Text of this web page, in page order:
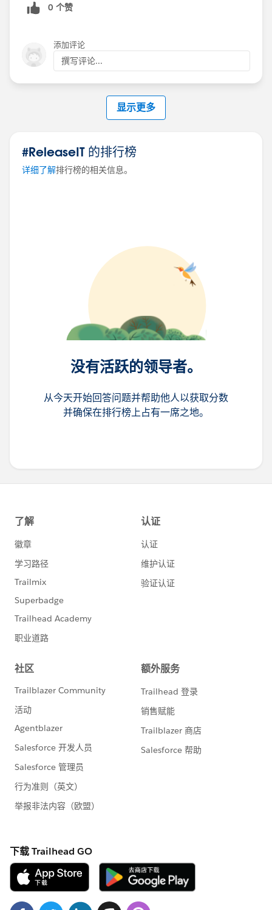
0 个赞
添加评论
撰写评论...
显示更多
#ReleaseIT 的排行榜
详细了解排行榜的相关信息。
没有活跃的领导者。
从今天开始回答问题并帮助他人以获取分数
并确保在排行榜上占有一席之地。